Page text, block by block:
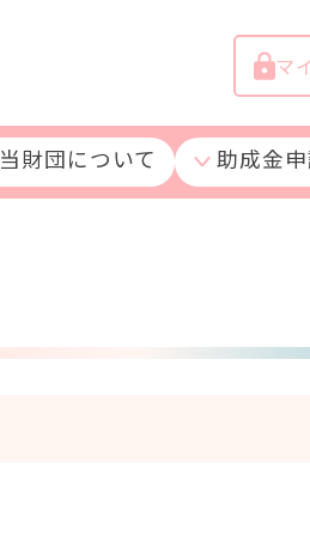
マ
当財団について 助成金